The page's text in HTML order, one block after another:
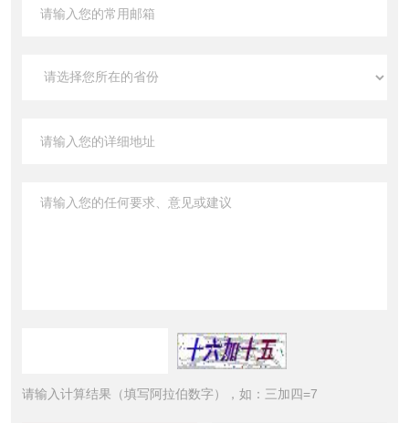
请输入计算结果（填写阿拉伯数字），如：三加四=7